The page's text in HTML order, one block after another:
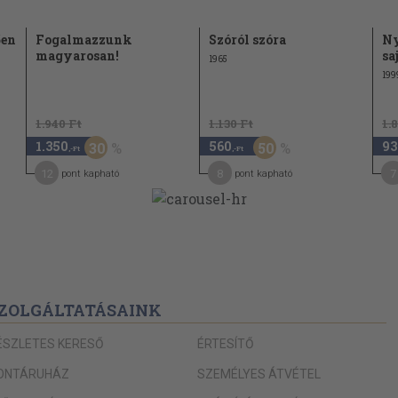
ÉRT AZ EMBER
Fogalmazzunk
magyarosan!
1.940 Ft
1.350 ,-Ft 30
pont kapható
Szóról szóra
1965
1.130 Ft
560 ,-Ft 50
pont kapható
KERESŐ ÉRTESÍTŐ
SZEMÉLYES ÁTVÉTEL